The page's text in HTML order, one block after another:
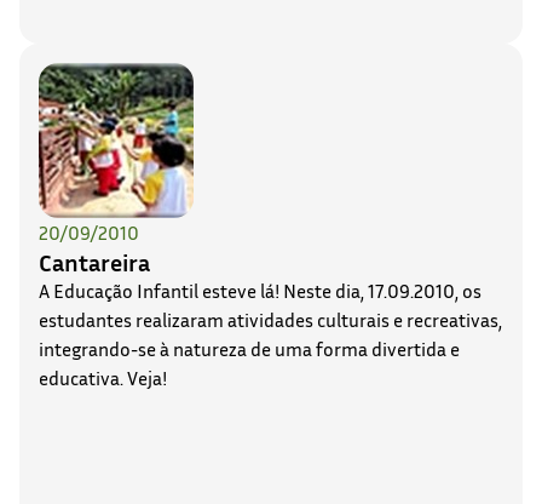
20/09/2010
Cantareira
A Educação Infantil esteve lá! Neste dia, 17.09.2010, os
estudantes realizaram atividades culturais e recreativas,
integrando-se à natureza de uma forma divertida e
educativa. Veja!